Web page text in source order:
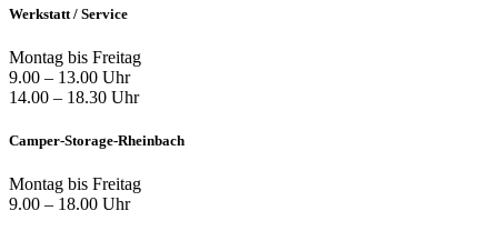
Werkstatt / Service
Montag bis Freitag
9.00 – 13.00 Uhr
14.00 – 18.30 Uhr
Camper-Storage-Rheinbach
Montag bis Freitag
9.00 – 18.00 Uhr